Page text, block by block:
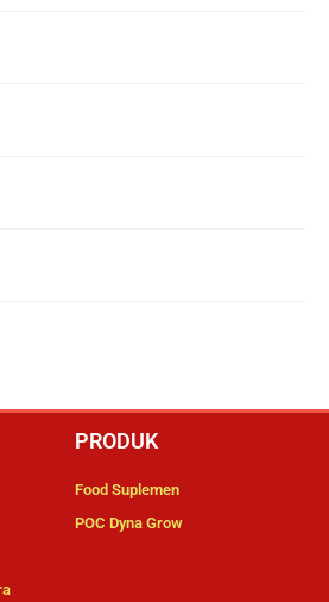
PRODUK
Food Suplemen
POC Dyna Grow